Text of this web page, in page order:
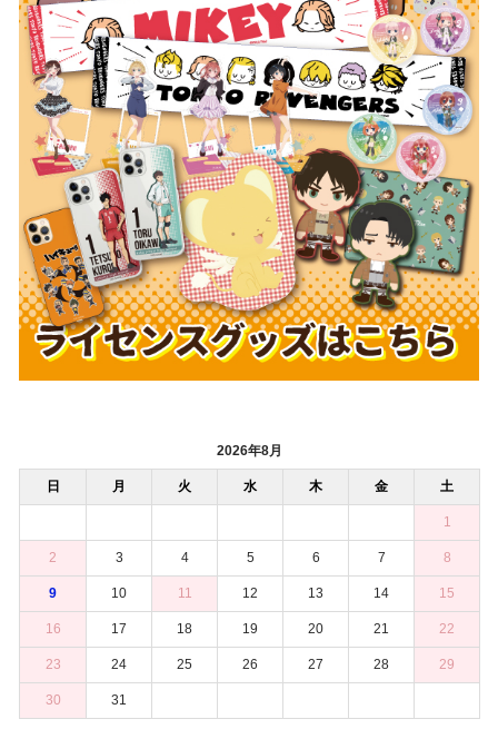
2026年8月
日 月 火 水 木 金 土
1
2 3 4 5 6 7 8
9 10 11 12 13 14 15
16 17 18 19 20 21 22
23 24 25 26 27 28 29
30 31